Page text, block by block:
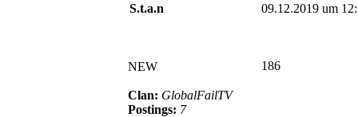
S.t.a.n 09.12.2019 um
NEW
Clan: GlobalFailTV
Postings: 7
186